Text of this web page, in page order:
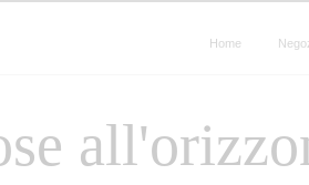
Home